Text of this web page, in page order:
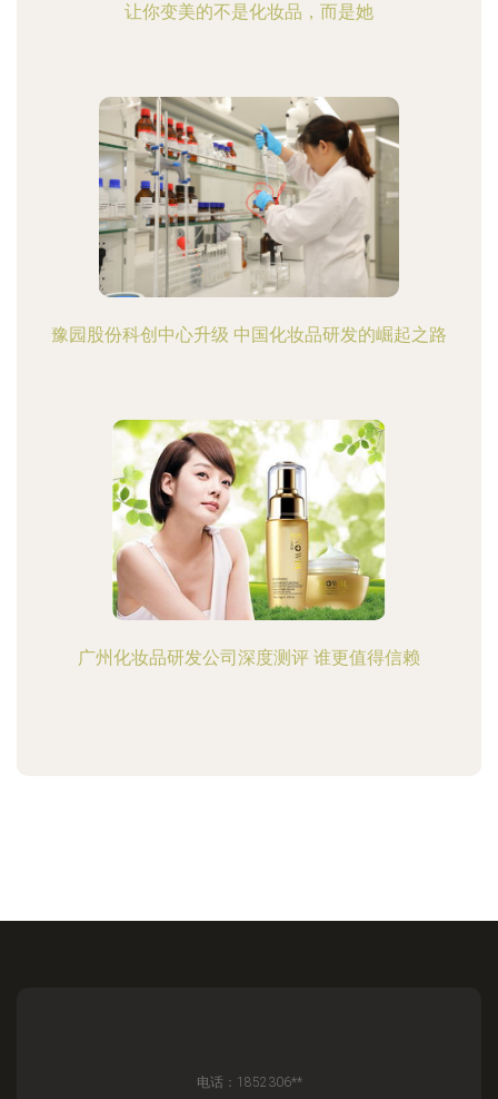
让你变美的不是化妆品，而是她
豫园股份科创中心升级 中国化妆品研发的崛起之路
广州化妆品研发公司深度测评 谁更值得信赖
电话：1852306**